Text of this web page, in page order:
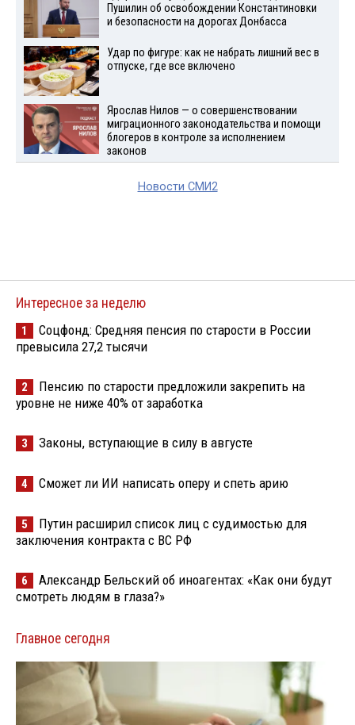
Пушилин об освобождении Константиновки
и безопасности на дорогах Донбасса
Удар по фигуре: как не набрать лишний вес в
отпуске, где все включено
Ярослав Нилов — о совершенствовании
миграционного законодательства и помощи
блогеров в контроле за исполнением
законов
Новости СМИ2
Интересное за неделю
1
Соцфонд: Средняя пенсия по старости в России
превысила 27,2 тысячи
2
Пенсию по старости предложили закрепить на
уровне не ниже 40% от заработка
3 Законы, вступающие в силу в августе
4 Сможет ли ИИ написать оперу и спеть арию
5
Путин расширил список лиц с судимостью для
заключения контракта с ВС РФ
6
Александр Бельский об иноагентах: «Как они будут
смотреть людям в глаза?»
Главное сегодня